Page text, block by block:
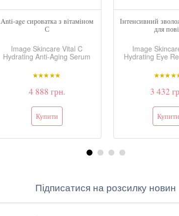
Anti-age сироватка з вітаміном
С
Image Skincare Vital C
Hydrating Anti-Aging Serum
4 888 грн.
Інтенсивний
для
Image
Hydrating Eye
3 432
Підписатися на розсилку новин